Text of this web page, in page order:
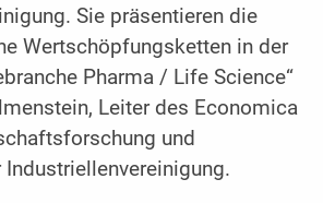
Sie präsentieren die
Wertschöpfungsketten in der
Pharma / Life Science“
Leiter des Economica
und